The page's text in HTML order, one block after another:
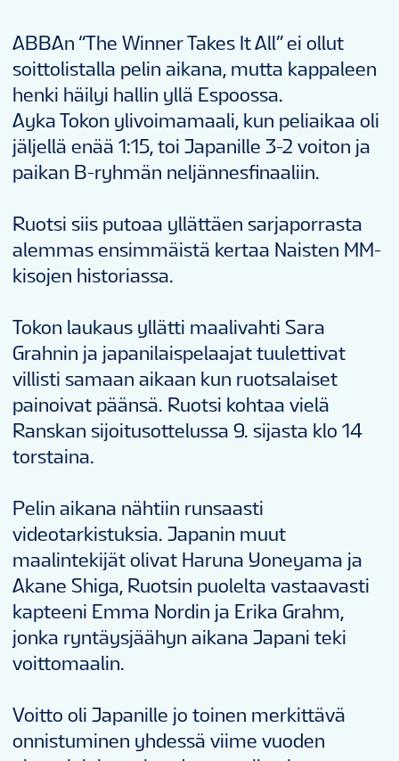
ABBAn “The Winner Takes It All” ei ollut
soittolistalla pelin aikana, mutta kappaleen
henki häilyi hallin yllä Espoossa.
Ayka Tokon ylivoimamaali, kun peliaikaa oli
jäljellä enää 1:15, toi Japanille 3-2 voiton ja
paikan B-ryhmän neljännesfinaaliin.
Ruotsi siis putoaa yllättäen sarjaporrasta
alemmas ensimmäistä kertaa Naisten MM-
kisojen historiassa.
Tokon laukaus yllätti maalivahti Sara
Grahnin ja japanilaispelaajat tuulettivat
villisti samaan aikaan kun ruotsalaiset
painoivat päänsä. Ruotsi kohtaa vielä
Ranskan sijoitusottelussa 9. sijasta klo 14
torstaina.
Pelin aikana nähtiin runsaasti
videotarkistuksia. Japanin muut
maalintekijät olivat Haruna Yoneyama ja
Akane Shiga, Ruotsin puolelta vastaavasti
kapteeni Emma Nordin ja Erika Grahm,
jonka ryntäysjäähyn aikana Japani teki
voittomaalin.
Voitto oli Japanille jo toinen merkittävä
onnistuminen yhdessä viime vuoden